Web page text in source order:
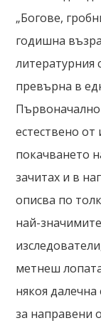
„Богове,
годишна
литературния
превърна в
естествено
покачването
зачитах и в
описва по
най-
метнеш
някоя далечна
за направени